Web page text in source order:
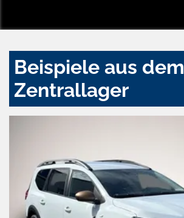
Beispiele aus dem
Zentrallager